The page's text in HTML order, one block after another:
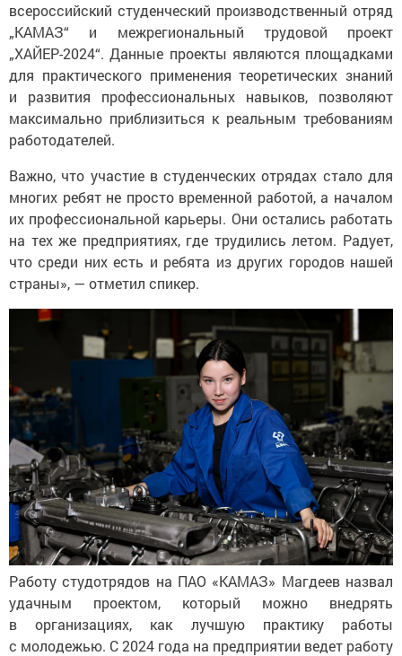
всероссийский студенческий производственный отряд
„КАМАЗ“ и межрегиональный трудовой проект
„ХАЙЕР-2024“. Данные проекты являются площадками
для практического применения теоретических знаний
и развития профессиональных навыков, позволяют
максимально приблизиться к реальным требованиям
работодателей.
Важно, что участие в студенческих отрядах стало для
многих ребят не просто временной работой, а началом
их профессиональной карьеры. Они остались работать
на тех же предприятиях, где трудились летом. Радует,
что среди них есть и ребята из других городов нашей
страны», — отметил спикер.
Работу студотрядов на ПАО «КАМАЗ» Магдеев назвал
удачным проектом, который можно внедрять
в организациях, как лучшую практику работы
с молодежью. С 2024 года на предприятии ведет работу